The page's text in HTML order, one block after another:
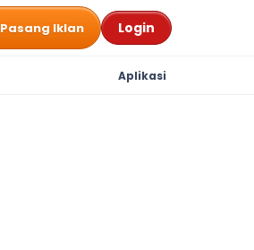
Pasang Iklan Login
Aplikasi